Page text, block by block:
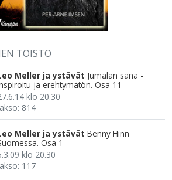
TOISTO
Meller ja ystävät Jumalan sana -
ja erehtymätön. Osa 11
klo 20.30
814
Meller ja ystävät Benny Hinn
Osa 1
klo 20.30
117